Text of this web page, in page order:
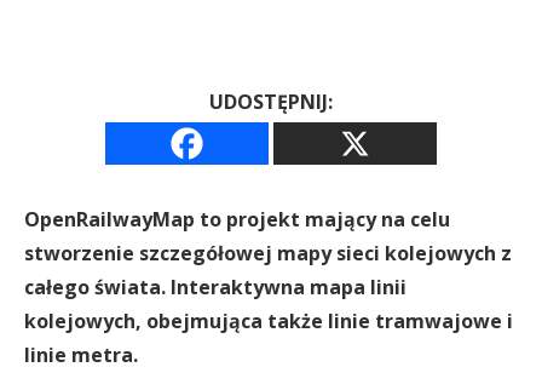
UDOSTĘPNIJ:
OpenRailwayMap to projekt mający na celu
stworzenie szczegółowej mapy sieci kolejowych z
całego świata. Interaktywna mapa linii
kolejowych, obejmująca także linie tramwajowe i
linie metra.